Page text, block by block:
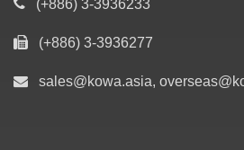
(+886) 3-3936233
(+886) 3-3936277
sales@kowa.asia,